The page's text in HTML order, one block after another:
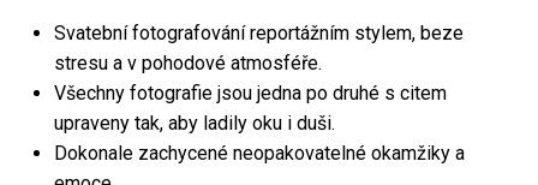
Dokument
Svatební fotografování reportážním stylem, beze
stresu a v pohodové atmosféře.
Všechny fotografie jsou jedna po druhé s citem
upraveny tak, aby ladily oku i duši.
Dokonale zachycené neopakovatelné okamžiky a